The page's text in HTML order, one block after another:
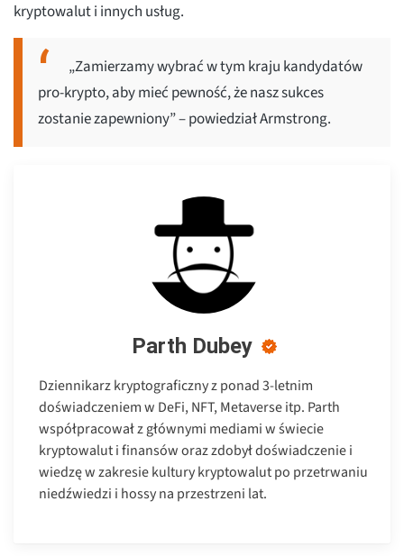
kryptowalut i innych usług.
„Zamierzamy wybrać w tym kraju kandydatów
pro-krypto, aby mieć pewność, że nasz sukces
zostanie zapewniony” – powiedział Armstrong.
Parth Dubey
Dziennikarz kryptograficzny z ponad 3-letnim
doświadczeniem w DeFi, NFT, Metaverse itp. Parth
współpracował z głównymi mediami w świecie
kryptowalut i finansów oraz zdobył doświadczenie i
wiedzę w zakresie kultury kryptowalut po przetrwaniu
niedźwiedzi i hossy na przestrzeni lat.